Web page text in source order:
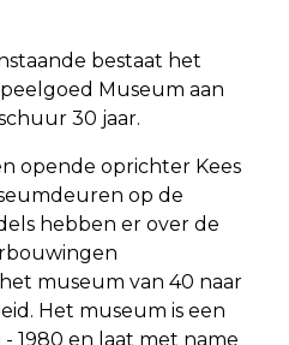
bestaat het
Museum aan
30 jaar.
opende oprichter Kees
op de
hebben er over de
museum van 40 naar
Het museum is een
1980 en laat met name